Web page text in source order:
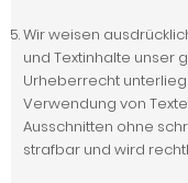
Wir weisen
und Textinhalte unser
Urheberrecht
Verwendung von
Ausschnitten ohne
strafbar und wird